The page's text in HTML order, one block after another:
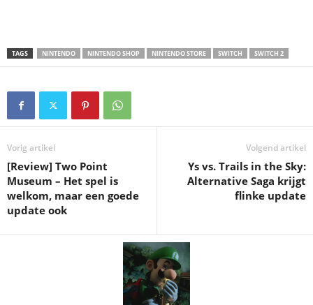
TAGS NINTENDO NINTENDO SHOP NINTENDO STORE SWITCH SWITCH 2
Vorig artikel
[Review] Two Point
Museum – Het spel is
welkom, maar een goede
update ook
Volgend artikel
Ys vs. Trails in the Sky:
Alternative Saga krijgt
flinke update